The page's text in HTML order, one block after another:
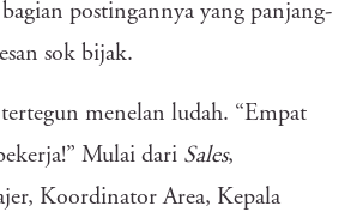
postingannya yang panjang-
sok bijak.
menelan ludah. “Empat
Mulai dari Sales,
Koordinator Area, Kepala